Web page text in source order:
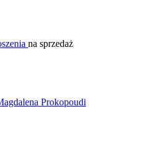
na sprzedaż